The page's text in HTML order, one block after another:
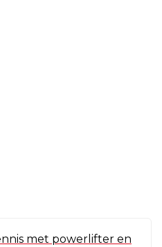
met powerlifter en